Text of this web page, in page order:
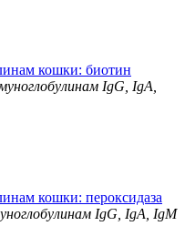
кошки: биотин
IgG, IgA,
кошки: пероксидаза
IgG, IgA, IgM